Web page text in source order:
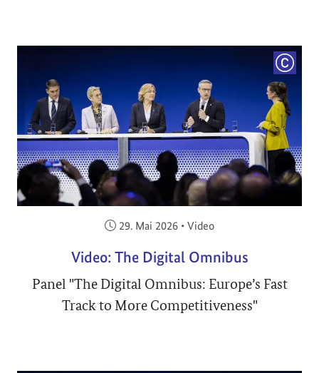
Veröffentlicht am:
29. Mai 2026 • Video
Video: The Digital Omnibus
Panel "The Digital Omnibus: Europe’s Fast
Track to More Competitiveness"